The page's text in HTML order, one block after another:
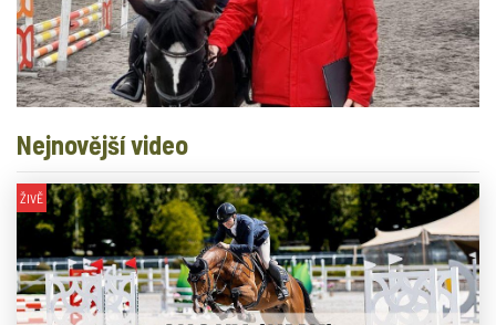
Nejnovější video
ŽIVĚ